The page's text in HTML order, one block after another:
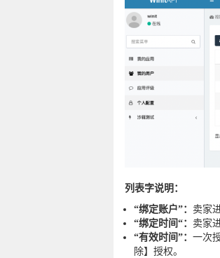
列表字说明：
“绑定账户”： 卖家
“绑定时间“： 卖家
“有效时间”： 一次
除】授权。